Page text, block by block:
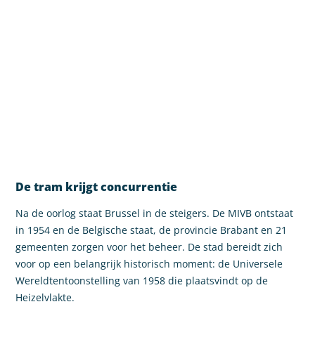
De tram krijgt concurrentie
Na de oorlog staat Brussel in de steigers. De MIVB ontstaat
in 1954 en de Belgische staat, de provincie Brabant en 21
gemeenten zorgen voor het beheer. De stad bereidt zich
voor op een belangrijk historisch moment: de Universele
Wereldtentoonstelling van 1958 die plaatsvindt op de
Heizelvlakte.